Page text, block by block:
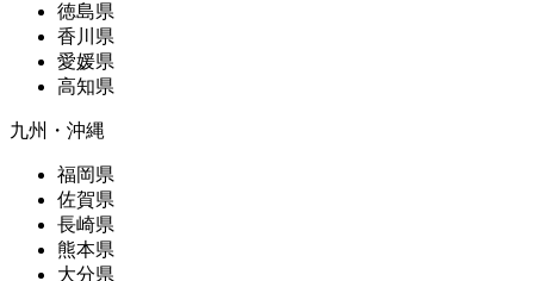
徳島県
香川県
愛媛県
高知県
九州・沖縄
福岡県
佐賀県
長崎県
熊本県
大分県